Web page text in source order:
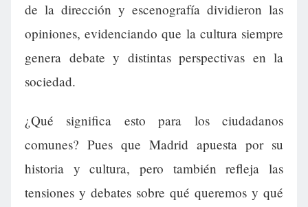
de la dirección y escenografía dividieron las
opiniones, evidenciando que la cultura siempre
genera debate y distintas perspectivas en la
sociedad.
¿Qué significa esto para los ciudadanos
comunes? Pues que Madrid apuesta por su
historia y cultura, pero también refleja las
tensiones y debates sobre qué queremos y qué